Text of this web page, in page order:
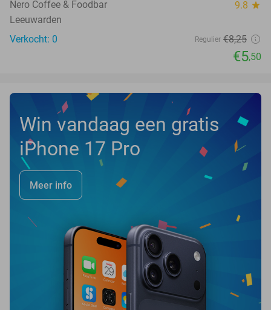
Nero Coffee & Foodbar 9.8 star
Leeuwarden
Verkocht: 0
Regulier €8,25
€5,50
Win vandaag een gratis
iPhone 17 Pro
Meer info